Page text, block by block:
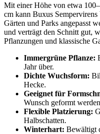
Mit einer Höhe von etwa
cm kann Buxus
Gärten und Parks angepasst
und verträgt den Schnitt gut,
Pflanzungen und klassische
Immergrüne Pflanze:
Jahr über.
Dichte Wuchsform:
Hecke.
Geeignet für
Wunsch geformt
Flexible Platzierung:
Halbschatten.
Winterhart: Bewältigt